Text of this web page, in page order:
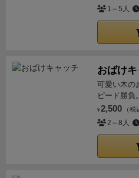
1～5人
おばけ
可愛い木の
ピード勝負。
¥ 2,500 （税
2～8人